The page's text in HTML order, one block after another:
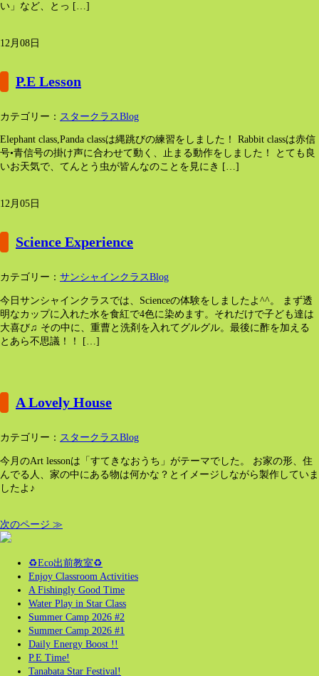
い」など、とっ […]
12月08日
P.E Lesson
カテゴリー： スタークラスBlog
Elephant class,Panda classは縄跳びの練習をしました！ Rabbit classは赤信
号•青信号の掛け声に合わせて動く、止まる動作をしました！ とても良
いお天気で、てんとう虫が皆んなのことを見にき […]
12月05日
Science Experience
カテゴリー： サンシャインクラスBlog
今日サンシャインクラスでは、Scienceの体験をしましたよ^^。 まず透
明なカップに入れた水を食紅で4色に染めます。それだけで子ども達は
大喜び♫ その中に、重曹と洗剤を入れてグルグル。最後に酢を加える
とあら不思議！！ […]
A Lovely House
カテゴリー： スタークラスBlog
今月のArt lessonは「すてきなおうち」がテーマでした。 お家の形、住
んでる人、家の中にある物は何かな？とイメージしながら製作していま
したよ♪
次のページ ≫
♻️Eco出前教室♻️
Enjoy Classroom Activities
A Fishingly Good Time
Water Play in Star Class
Summer Camp 2026 #2
Summer Camp 2026 #1
Daily Energy Boost !!
P.E Time!
Tanabata Star Festival!